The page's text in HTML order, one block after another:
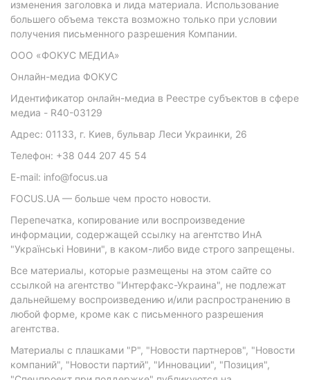
изменения заголовка и лида материала. Использование
большего объема текста возможно только при условии
получения письменного разрешения Компании.
ООО «ФОКУС МЕДИА»
Онлайн-медиа ФОКУС
Идентификатор онлайн-медиа в Реестре субъектов в сфере
медиа - R40-03129
Адрес: 01133, г. Киев, бульвар Леси Украинки, 26
Телефон: +38 044 207 45 54
E-mail: info@focus.ua
FOCUS.UA — больше чем просто новости.
Перепечатка, копирование или воспроизведение
информации, содержащей ссылку на агентство ИнА
"Українські Новини", в каком-либо виде строго запрещены.
Все материалы, которые размещены на этом сайте со
ссылкой на агентство "Интерфакс-Украина", не подлежат
дальнейшему воспроизведению и/или распространению в
любой форме, кроме как с письменного разрешения
агентства.
Материалы с плашками "Р", "Новости партнеров", "Новости
компаний", "Новости партий", "Инновации", "Позиция",